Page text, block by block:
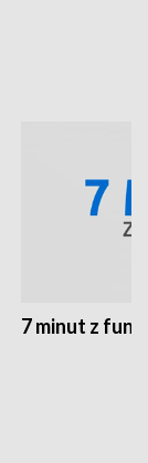
7 minut z